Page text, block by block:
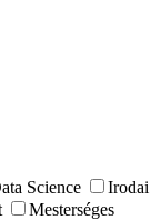
Science
Irodai
Mesterséges